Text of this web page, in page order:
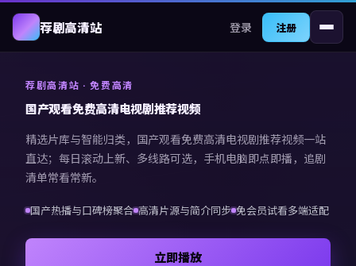
荐剧高清站 登录 注册
荐剧高清站 · 免费高清
国产观看免费高清电视剧推荐视频
精选片库与智能归类， 国产观看免费高清电视剧推荐视频一站
直达；每日滚动上新、多线路可选，手机电脑即点即播，追剧
清单常看常新。
国产热播与口碑榜聚合 高清片源与简介同步 免会员试看多端适配
立即播放